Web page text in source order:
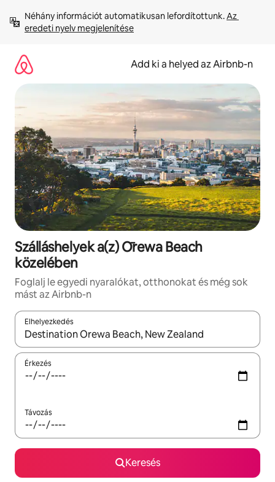
tartalomra
Néhány információt automatikusan lefordítottunk. Az
eredeti nyelv megjelenítése
Add ki a helyed az Airbnb-n
Szálláshelyek a(z) Ōrewa Beach
közelében
Foglalj le egyedi nyaralókat, otthonokat és még sok
mást az Airbnb-n
Elhelyezkedés
Az eredmények között a felfelé és a lefelé nyíllal
Érkezés
Távozás
Keresés